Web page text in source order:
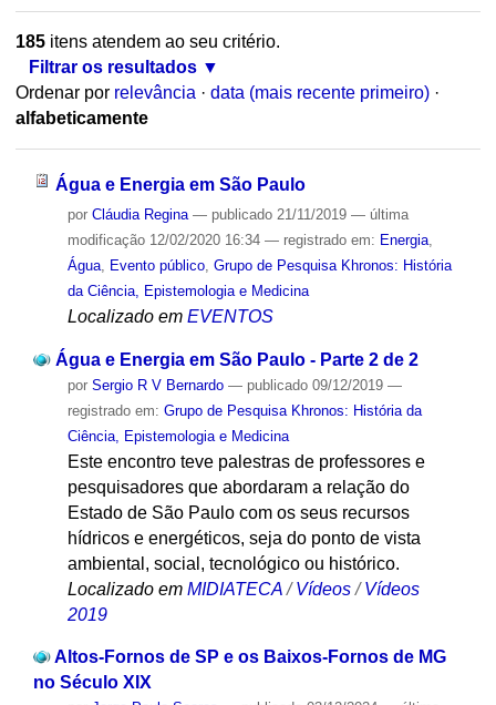
185itens atendem ao seu critério.
Filtrar os resultados
Ordenar por relevância · data (mais recente primeiro) ·
alfabeticamente
Água e Energia em São Paulo
por Cláudia Regina — publicado21/11/2019 — última
modificação12/02/2020 16:34 — registrado em: Energia,
Água, Evento público, Grupo de Pesquisa Khronos: História
da Ciência, Epistemologia e Medicina
Localizado em EVENTOS
Água e Energia em São Paulo - Parte 2 de 2
por Sergio R V Bernardo — publicado09/12/2019 —
registrado em: Grupo de Pesquisa Khronos: História da
Ciência, Epistemologia e Medicina
Este encontro teve palestras de professores e
pesquisadores que abordaram a relação do
Estado de São Paulo com os seus recursos
hídricos e energéticos, seja do ponto de vista
ambiental, social, tecnológico ou histórico.
Localizado em MIDIATECA /Vídeos /Vídeos
2019
Altos-Fornos de SP e os Baixos-Fornos de MG
no Século XIX